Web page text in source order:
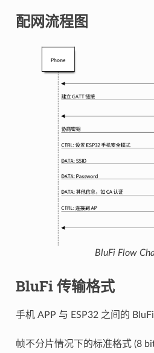
配网流程图
BluFi Flow
BluFi 传输格式
手机 APP 与 ESP32 之间的
帧不分片情况下的标准格式 (8